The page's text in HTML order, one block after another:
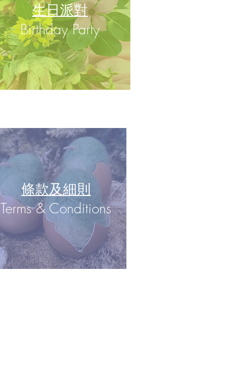
生日派對
​Birthday Party
條款及細則
Terms & Conditions